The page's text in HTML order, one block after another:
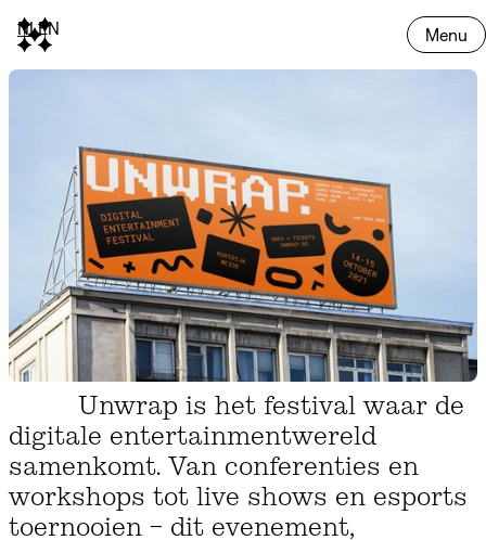
Menu
NLEN
Unwrap is het festival waar de
digitale entertainmentwereld
samenkomt. Van conferenties en
workshops tot live shows en esports
toernooien – dit evenement,